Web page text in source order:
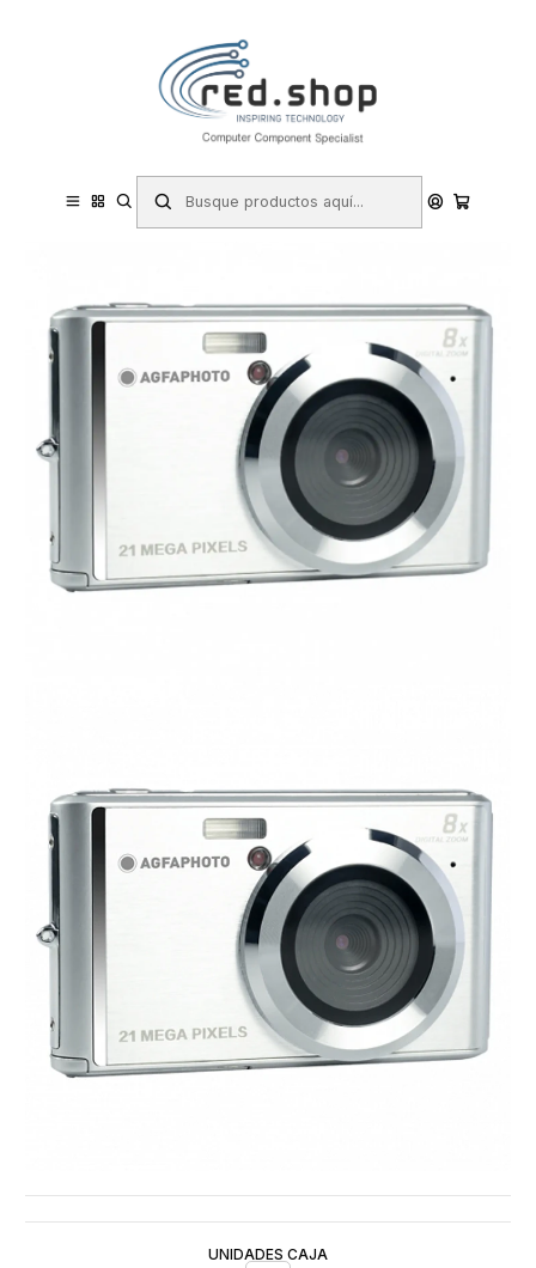
Haga Click Aqui
Fotografía y videocámaras
Cámaras Digitales
Agfaphoto DC5200 Camara Digital - Sensor CMOS - Zoom Optico
UNIDADES CAJA